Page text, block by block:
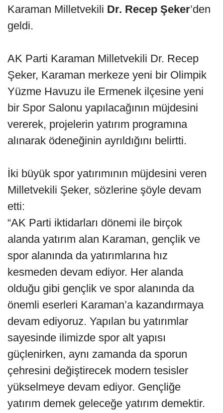
Karaman Milletvekili Dr. Recep Şeker’den
geldi.
AK Parti Karaman Milletvekili Dr. Recep
Şeker, Karaman merkeze yeni bir Olimpik
Yüzme Havuzu ile Ermenek ilçesine yeni
bir Spor Salonu yapılacağının müjdesini
vererek, projelerin yatırım programına
alınarak ödeneğinin ayrıldığını belirtti.
İki büyük spor yatırımının müjdesini veren
Milletvekili Şeker, sözlerine şöyle devam
etti:
“AK Parti iktidarları dönemi ile birçok
alanda yatırım alan Karaman, gençlik ve
spor alanında da yatırımlarına hız
kesmeden devam ediyor. Her alanda
olduğu gibi gençlik ve spor alanında da
önemli eserleri Karaman’a kazandırmaya
devam ediyoruz. Yapılan bu yatırımlar
sayesinde ilimizde spor alt yapısı
güçlenirken, aynı zamanda da sporun
çehresini değiştirecek modern tesisler
yükselmeye devam ediyor. Gençliğe
yatırım demek geleceğe yatırım demektir.